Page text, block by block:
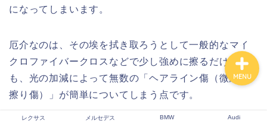
になってしまいます。
厄介なのは、その埃を拭き取ろうとして一般的なマイ
クロファイバークロスなどで少し強めに擦るだけで
も、光の加減によって無数の「ヘアライン傷（微細な
擦り傷）」が簡単についてしまう点です。
レクサス メルセデス BMW Audi
MENU